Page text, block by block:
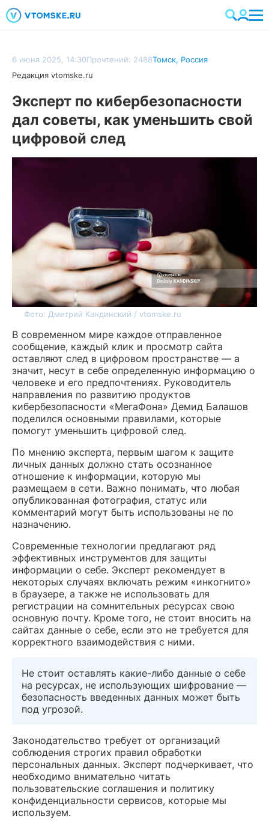
6 июня 2025, 14:30Прочтений: 2488Томск, Россия
Редакция vtomske.ru
Эксперт по кибербезопасности
дал советы, как уменьшить свой
цифровой след
Фото: Дмитрий Кандинский / vtomske.ru
В современном мире каждое отправленное
сообщение, каждый клик и просмотр сайта
оставляют след в цифровом пространстве — а
значит, несут в себе определенную информацию о
человеке и его предпочтениях. Руководитель
направления по развитию продуктов
кибербезопасности «МегаФона» Демид Балашов
поделился основными правилами, которые
помогут уменьшить цифровой след.
По мнению эксперта, первым шагом к защите
личных данных должно стать осознанное
отношение к информации, которую мы
размещаем в сети. Важно понимать, что любая
опубликованная фотография, статус или
комментарий могут быть использованы не по
назначению.
Современные технологии предлагают ряд
эффективных инструментов для защиты
информации о себе. Эксперт рекомендует в
некоторых случаях включать режим «инкогнито»
в браузере, а также не использовать для
регистрации на сомнительных ресурсах свою
основную почту. Кроме того, не стоит вносить на
сайтах данные о себе, если это не требуется для
корректного взаимодействия с ними.
Не стоит оставлять какие-либо данные о себе
на ресурсах, не использующих шифрование —
безопасность введенных данных может быть
под угрозой.
Законодательство требует от организаций
соблюдения строгих правил обработки
персональных данных. Эксперт подчеркивает, что
необходимо внимательно читать
пользовательские соглашения и политику
конфиденциальности сервисов, которые мы
используем.